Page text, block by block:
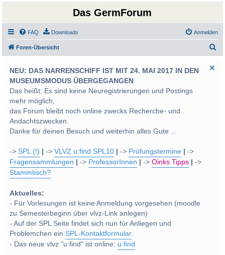
Das GermForum
FAQ Downloads Anmelden
Foren-Übersicht
NEU: DAS NARRENSCHIFF IST MIT 24. MAI 2017 IN DEN
MUSEUMSMODUS ÜBERGEGANGEN
Das heißt: Es sind keine Neuregistrierungen und Postings
mehr möglich,
das Forum bleibt noch online zwecks Recherche- und
Andachtszwecken.
Danke für deinen Besuch und weiterhin alles Gute ...
->SPL (!) ->VLVZ u:find SPL10 -> Prüfungstermine
->
Fragensammlungen
-> ProfessorInnen ->Oinks Tipps
->
Stammtisch?
Aktuelles:
- Für Vorlesungen ist keine Anmeldung vorgesehen (moodle
zu Semesterbeginn über vlvz-Link anlegen)
- Auf der SPL Seite findet sich nun für Anliegen und
Problemchen einSPL-Kontaktformular.
- Das neue vlvz "u:find" ist online: u:find